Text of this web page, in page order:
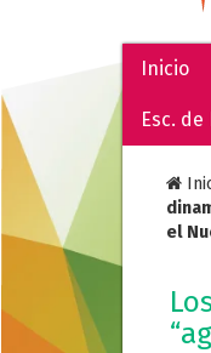
Inicio
Esc.
el